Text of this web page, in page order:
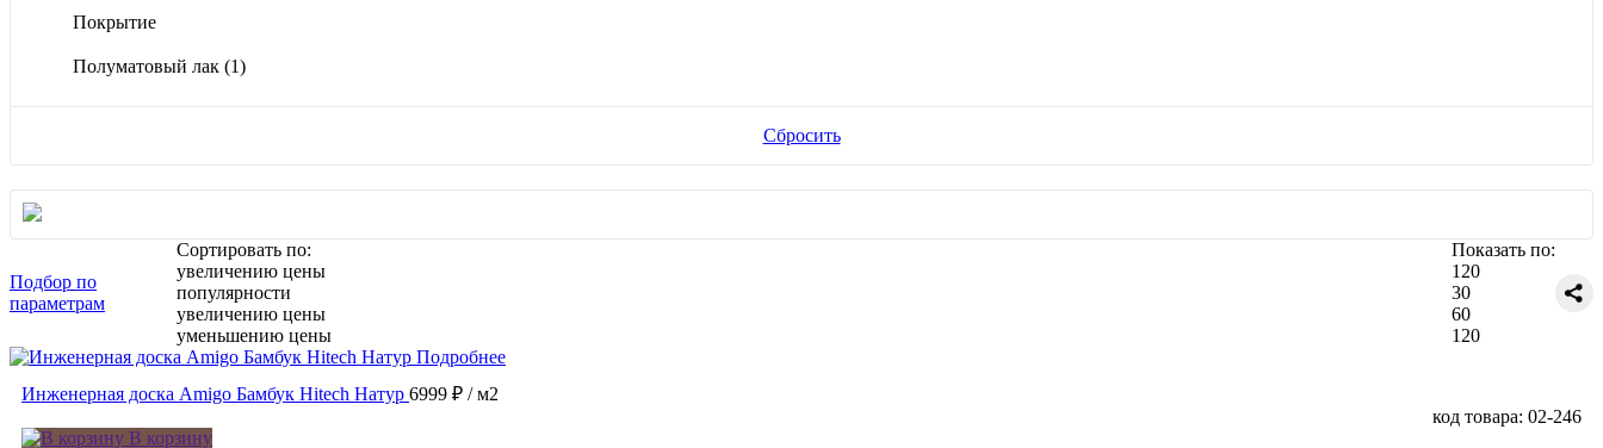
Покрытие
Полуматовый лак (1)
Сбросить
Подбор по
параметрам
Сортировать по:
увеличению цены
популярности
увеличению цены
уменьшению цены
Показать по:
120
30
60
120
Подробнее
Инженерная доска Amigo Бамбук Hitech Натур 6999 ₽ / м2
код товара: 02-246
В корзину